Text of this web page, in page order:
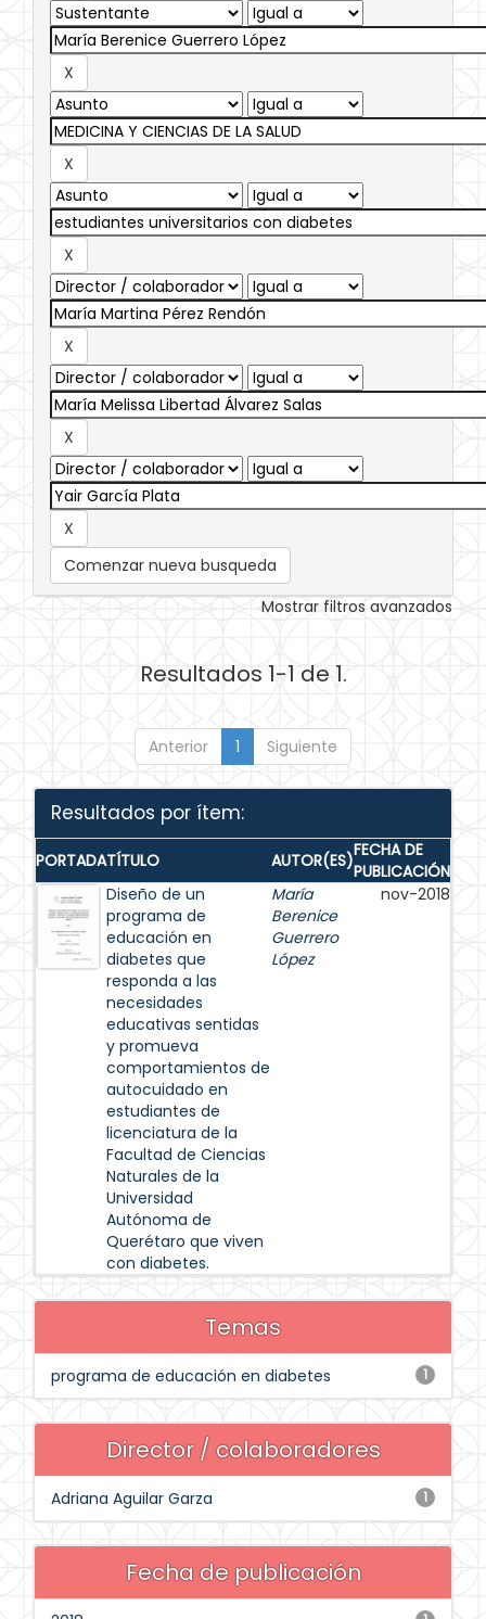
Comenzar nueva busqueda
Mostrar filtros avanzados
Resultados 1-1 de 1.
Anterior 1 Siguiente
Resultados por ítem:
PORTADATÍTULO AUTOR(ES)FECHA DE
PUBLICACIÓN
Diseño de un
programa de
educación en
diabetes que
responda a las
necesidades
educativas sentidas
y promueva
comportamientos de
autocuidado en
estudiantes de
licenciatura de la
Facultad de Ciencias
Naturales de la
Universidad
Autónoma de
Querétaro que viven
con diabetes.
María
Berenice
Guerrero
López
nov-2018
Temas
1
programa de educación en diabetes
Director / colaboradores
1
Adriana Aguilar Garza
Fecha de publicación